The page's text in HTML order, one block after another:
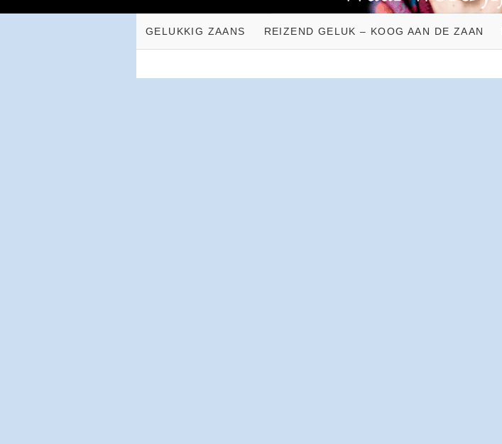
GELUKKIG ZAANS REIZEND GELUK – KOOG AAN DE ZAAN